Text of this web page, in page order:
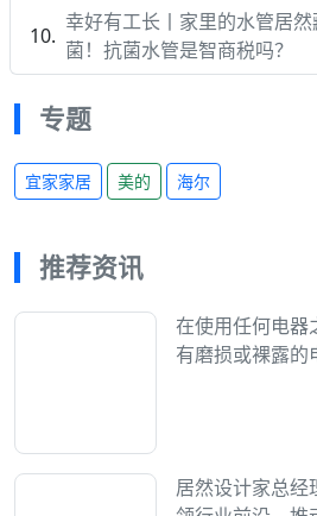
幸好有工长丨家里的水管居
菌！抗菌水管是智商税吗？
专题
宜家家居 美的 海尔
推荐资讯
在使用任何电器
有磨损或裸露的
居然设计家总经